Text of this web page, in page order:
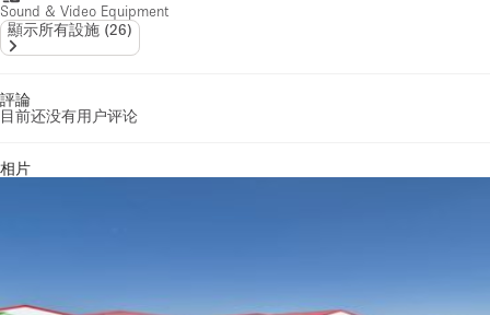
Sound & Video Equipment
顯示所有設施 (26)
評論
目前还没有用户评论
相片